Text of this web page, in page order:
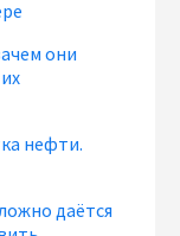
они
нефти.
даётся